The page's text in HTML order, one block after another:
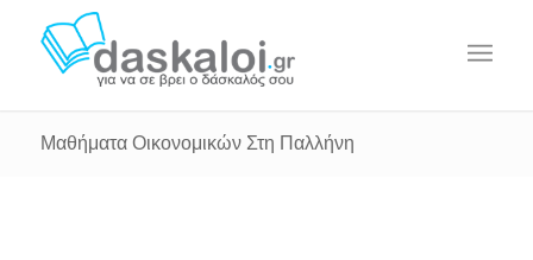
Μαθήματα Οικονομικών Στη Παλλήνη